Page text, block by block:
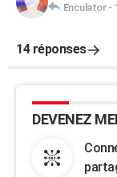
Enculator-
14 réponses
DEVENEZ